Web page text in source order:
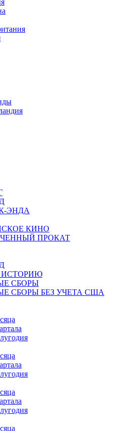
ЭНДА
КИНО
ПРОКАТ
ИСТОРИЮ
СБОРЫ
СБОРЫ БЕЗ УЧЕТА США